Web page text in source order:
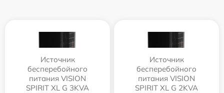
Источник
бесперебойного
питания VISION
SPIRIT XL G 3KVA
Источник
бесперебойного
питания VISION
SPIRIT XL G 2KVA